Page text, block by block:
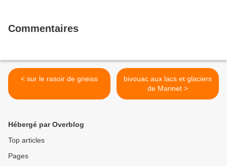
Commentaires
< sur le rasoir de gneiss
bivouac aux lacs et glaciers
de Marinet >
Hébergé par Overblog
Top articles
Pages